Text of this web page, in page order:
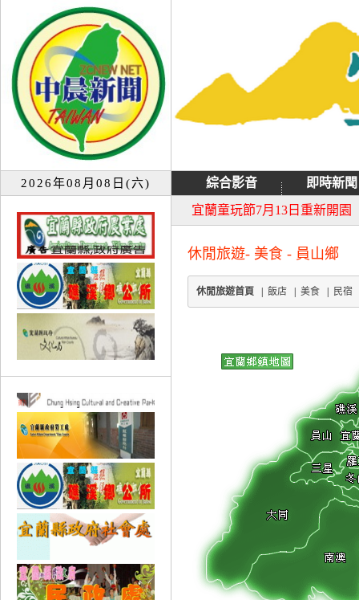
2026年08月08日(六) 綜合影音
即時新聞
宜蘭童玩節7月13日重新開園
大同音樂祭延期至8月9日禮
休閒旅遊- 美食 - 員山鄉
休閒旅遊首頁 飯店 美食 民宿